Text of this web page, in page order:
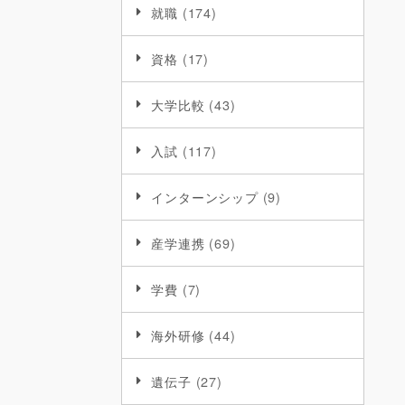
就職 (174)
資格 (17)
大学比較 (43)
入試 (117)
インターンシップ(9)
産学連携 (69)
学費 (7)
海外研修 (44)
遺伝子 (27)